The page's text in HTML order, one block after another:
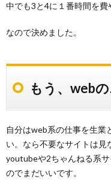
中でも3と4に１番時間を費
なので決めました。
もう、web
自分はweb系の仕事を生業
い。なら不要なサイトは見
youtubeや2ちゃんねる系
のでまだいいです。